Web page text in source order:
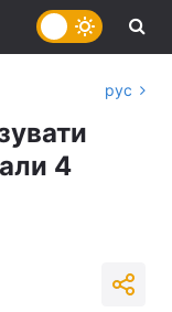
рус
4